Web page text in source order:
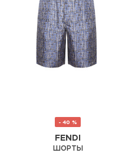
- 40 %
FENDI
ШОРТЫ